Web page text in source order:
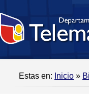
Estas en: Inicio »